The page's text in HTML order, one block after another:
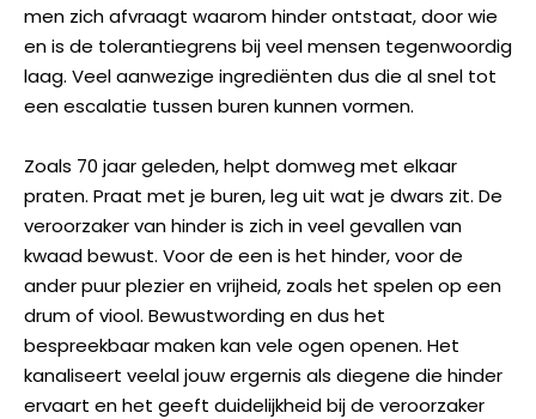
men zich afvraagt waarom hinder ontstaat, door wie
en is de tolerantiegrens bij veel mensen tegenwoordig
laag. Veel aanwezige ingrediënten dus die al snel tot
een escalatie tussen buren kunnen vormen.
Zoals 70 jaar geleden, helpt domweg met elkaar
praten. Praat met je buren, leg uit wat je dwars zit. De
veroorzaker van hinder is zich in veel gevallen van
kwaad bewust. Voor de een is het hinder, voor de
ander puur plezier en vrijheid, zoals het spelen op een
drum of viool. Bewustwording en dus het
bespreekbaar maken kan vele ogen openen. Het
kanaliseert veelal jouw ergernis als diegene die hinder
ervaart en het geeft duidelijkheid bij de veroorzaker